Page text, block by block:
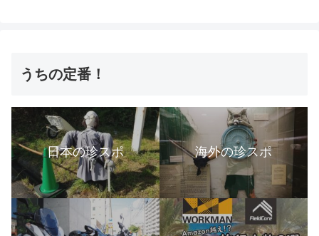
うちの定番！
日本の珍スポ 海外の珍スポ